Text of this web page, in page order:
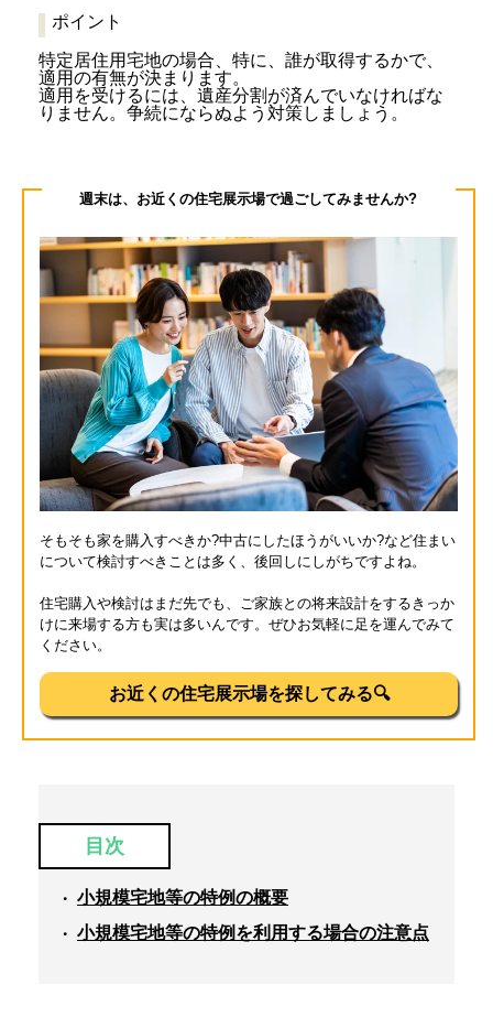
ポイント
特定居住用宅地の場合、特に、誰が取得するかで、
適用の有無が決まります。
適用を受けるには、遺産分割が済んでいなければな
りません。争続にならぬよう対策しましょう。
週末は、お近くの住宅展示場で過ごしてみませんか?
そもそも家を購入すべきか?中古にしたほうがいいか?など住まい
について検討すべきことは多く、後回しにしがちですよね。
住宅購入や検討はまだ先でも、ご家族との将来設計をするきっか
けに来場する方も実は多いんです。ぜひお気軽に足を運んでみて
ください。
お近くの住宅展示場を探してみる🔍
目次
小規模宅地等の特例の概要
小規模宅地等の特例を利用する場合の注意点